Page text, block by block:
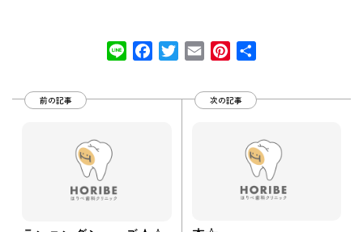
Line FacebookTwitter
Email Pinterest
前の記事 次の記事